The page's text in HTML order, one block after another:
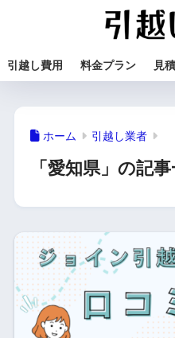
引越し費用 料金プラン 見
ホーム 引越し業者
「愛知県」の記